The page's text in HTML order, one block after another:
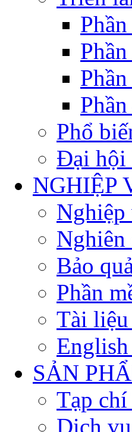
Phổ
Đại
NGHIỆP
Nghiên
Bảo
Phần
Tài
SẢN
Tạp
Dịch